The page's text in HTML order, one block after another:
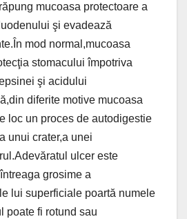
mucoasa protectoare a
şi evadează
mod normal,mucoasa
stomacului împotriva
şi acidului
diferite motive mucoasa
loc un proces de autodigestie
unui crater,a unei
ulcer este
grosime a
lui superficiale poartă numele
poate fi rotund sau